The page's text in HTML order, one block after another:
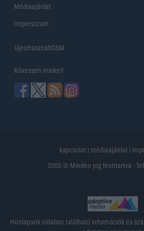
Médiaajánlat
Impresszum
UjesHasznaltGSM
Kövessen minket!
kapcsolat | médiaajánlat |
2000 © Minden jog fenntartva -
Honlapunk oldalain található információk és